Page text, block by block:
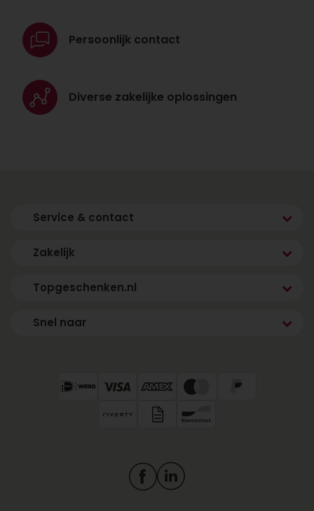
Persoonlijk contact
Diverse zakelijke oplossingen
Service & contact
Zakelijk
Topgeschenken.nl
Snel naar